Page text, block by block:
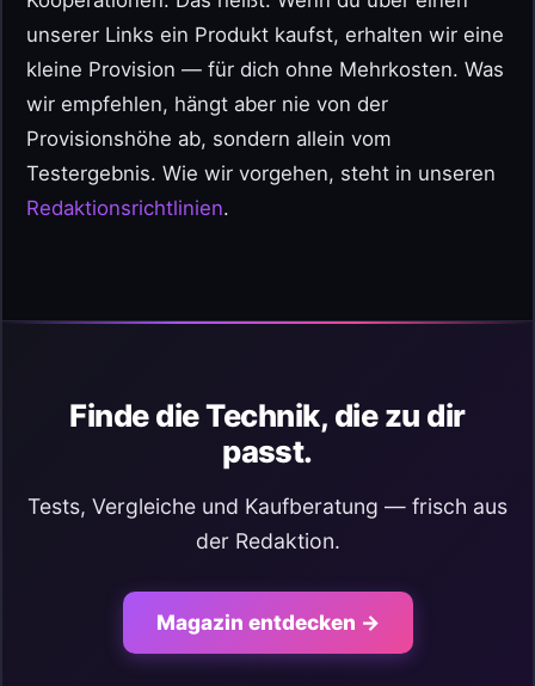
unserer Links ein Produkt kaufst, erhalten wir eine
kleine Provision — für dich ohne Mehrkosten. Was
wir empfehlen, hängt aber nie von der
Provisionshöhe ab, sondern allein vom
Testergebnis. Wie wir vorgehen, steht in unseren
Redaktionsrichtlinien.
Finde die Technik, die zu dir
passt.
Tests, Vergleiche und Kaufberatung — frisch aus
der Redaktion.
Magazin entdecken →